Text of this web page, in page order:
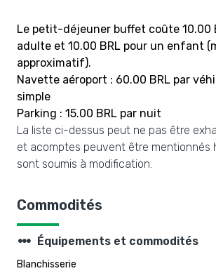
Le petit-déjeuner buffet coûte 10.00
adulte et 10.00 BRL pour un enfant
approximatif).
Navette aéroport : 60.00 BRL par
simple
Parking : 15.00 BRL par nuit
La liste ci-dessus peut ne pas être
et acomptes peuvent être mentionnés
sont soumis à modification.
Commodités
steppers Équipements et commodités
Blanchisserie